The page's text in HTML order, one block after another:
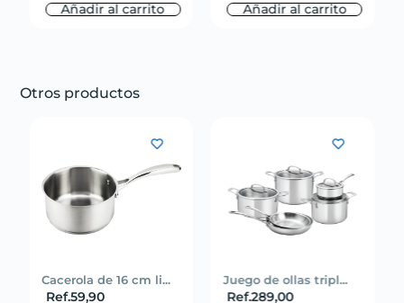
Añadir al carrito Añadir al carrito
Otros productos
Cacerola de 16 cm li...
Ref.59,90
Juego de ollas tripl...
Ref.289,00